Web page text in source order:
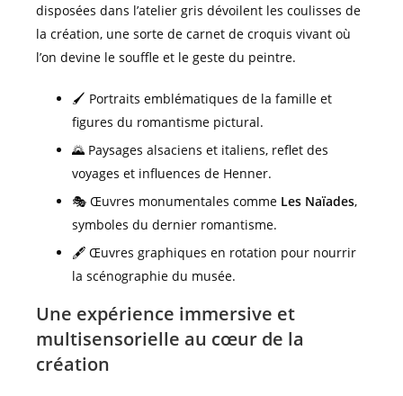
disposées dans l’atelier gris dévoilent les coulisses de
la création, une sorte de carnet de croquis vivant où
l’on devine le souffle et le geste du peintre.
🖌️ Portraits emblématiques de la famille et
figures du romantisme pictural.
🌄 Paysages alsaciens et italiens, reflet des
voyages et influences de Henner.
🎭 Œuvres monumentales comme Les Naïades,
symboles du dernier romantisme.
🖋️ Œuvres graphiques en rotation pour nourrir
la scénographie du musée.
Une expérience immersive et
multisensorielle au cœur de la
création